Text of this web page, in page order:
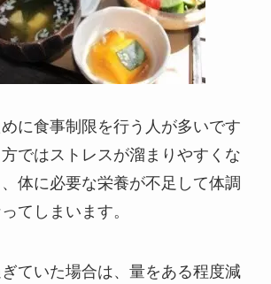
に食事制限を行う人が多いです
ではストレスが溜まりやすくな
体に必要な栄養が不足して体調
てしまいます。
ていた場合は、量をある程度減